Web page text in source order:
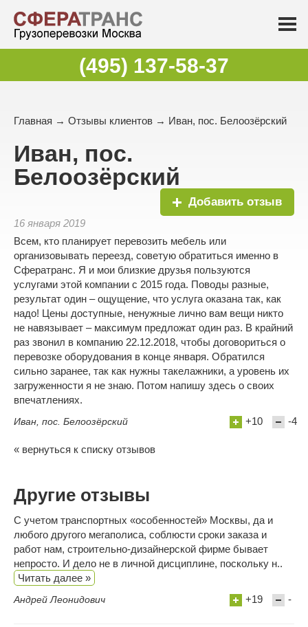
(495) 137-58-37
Главная → Отзывы клиентов → Иван, пос. Белоозёрский
Иван, пос.
Белоозёрский
Добавить отзыв
16 января 2019
Всем, кто планирует перевозить мебель или
организовывать переезд, советую обратиться именно в
Сфератранс. Я и мои близкие друзья пользуются
услугами этой компании с 2015 года. Поводы разные,
результат один – ощущение, что услуга оказана так, как
надо! Цены доступные, ненужные лично вам вещи никто
не навязывает – максимум предложат один раз. В крайний
раз звонил в компанию 22.12.2018, чтобы договориться о
перевозке оборудования в конце января. Обратился
сильно заранее, так как нужны такелажники, а уровень их
загруженности я не знаю. Потом напишу здесь о своих
впечатлениях.
Иван, пос. Белоозёрский +10 -4
« вернуться к списку отзывов
Другие отзывы
С учетом транспортных «особенностей» Москвы, да и
любого другого мегаполиса, соблюсти сроки заказа и
работ нам, строительно-дизайнерской фирме бывает
непросто. И дело не в личной дисциплине, поскольку н..
Читать далее »
Андрей Леонидович +19 -